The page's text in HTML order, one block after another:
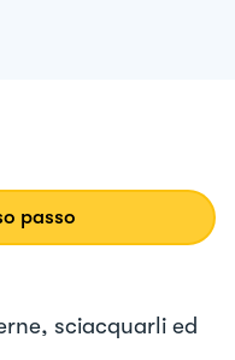
passo
sciacquarli ed